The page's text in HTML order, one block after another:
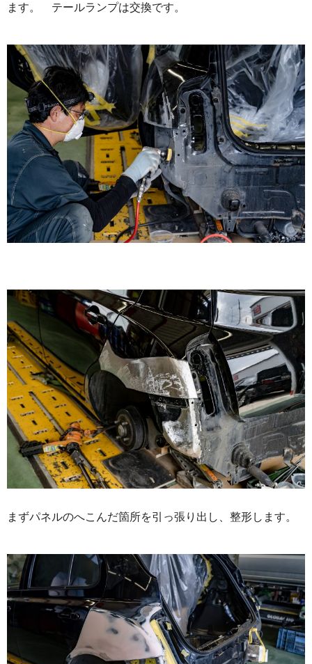
ます。 テールランプは交換です。
まずパネルのへこんだ箇所を引っ張り出し、整形します。